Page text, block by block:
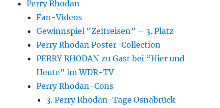
Perry Rhodan
Fan-Videos
Gewinnspiel “Zeitreisen” – 3. Platz
Perry Rhodan Poster-Collection
PERRY RHODAN zu Gast bei “Hier und
Heute” im WDR-TV
Perry Rhodan-Cons
3. Perry Rhodan-Tage Osnabrück